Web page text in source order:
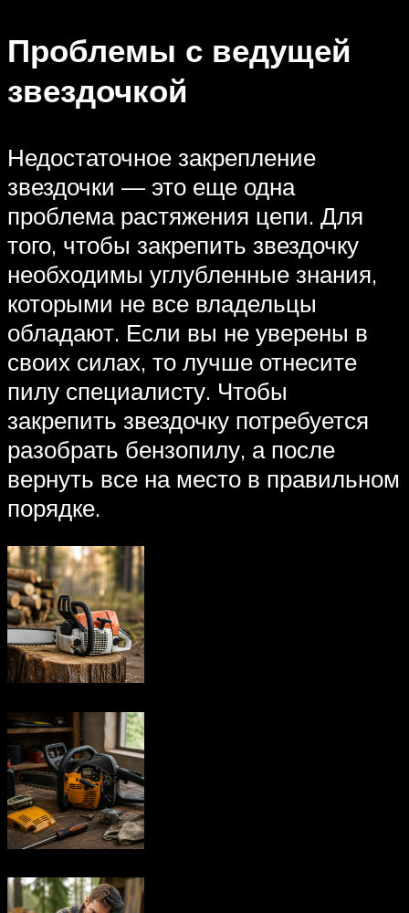
Проблемы с ведущей
звездочкой
Недостаточное закрепление
звездочки — это еще одна
проблема растяжения цепи. Для
того, чтобы закрепить звездочку
необходимы углубленные знания,
которыми не все владельцы
обладают. Если вы не уверены в
своих силах, то лучше отнесите
пилу специалисту. Чтобы
закрепить звездочку потребуется
разобрать бензопилу, а после
вернуть все на место в правильном
порядке.